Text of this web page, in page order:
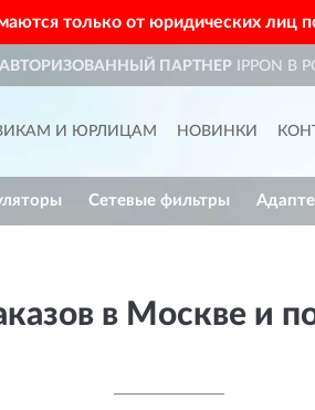
только от юридических лиц
ПАРТНЕРIPPON В РОССИИ
И ЮРЛИЦАМ НОВИНКИ
Сетевые фильтры
в Москве и